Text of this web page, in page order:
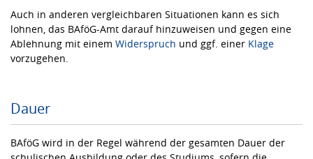
Auch in anderen vergleichbaren Situationen kann es sich
lohnen, das BAföG-Amt darauf hinzuweisen und gegen eine
Ablehnung mit einem Widerspruch und ggf. einer Klage
vorzugehen.
Dauer
BAföG wird in der Regel während der gesamten Dauer der